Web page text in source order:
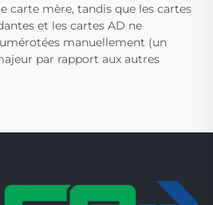
carte mère, tandis que les cartes
et les cartes AD ne
manuellement (un
par rapport aux autres